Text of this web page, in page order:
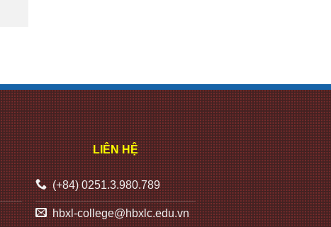
LIÊN HỆ
(+84) 0251.3.980.789
hbxl-college@hbxlc.edu.vn